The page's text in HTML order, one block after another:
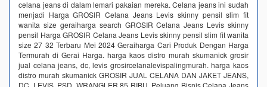
celana jeans di dalam lemari pakaian mereka. Celana jeans ini sudah
menjadi Harga GROSIR Celana Jeans Levis skinny pensil slim fit
wanita size geraiharga search GROSIR Celana Jeans Levis skinny
pensil Harga GROSIR Celana Jeans Levis skinny pensil slim fit wanita
size 27 32 Terbaru Mei 2024 Geraiharga Cari Produk Dengan Harga
Termurah di Gerai Harga. harga kaos distro murah skumanick grosir
jual celana jeans, dc, levis grosircelanalevispalingmurah. harga kaos
distro murah skumanick GROSIR JUAL CELANA DAN JAKET JEANS,
DC, LEVIS, PSD, WRANGLER 85 RIBU. Peluang Bisnis Celana Jeans